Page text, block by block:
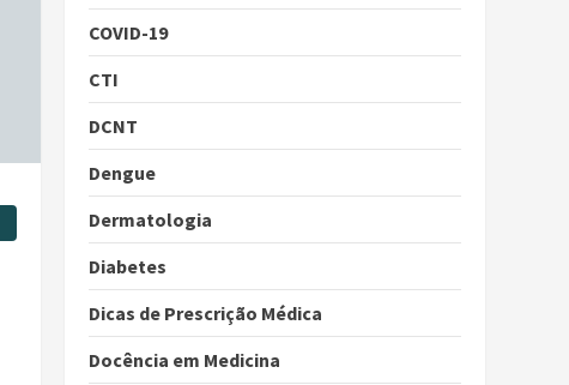
COVID-19
CTI
DCNT
Dengue
Dermatologia
Diabetes
Dicas de Prescrição Médica
Docência em Medicina